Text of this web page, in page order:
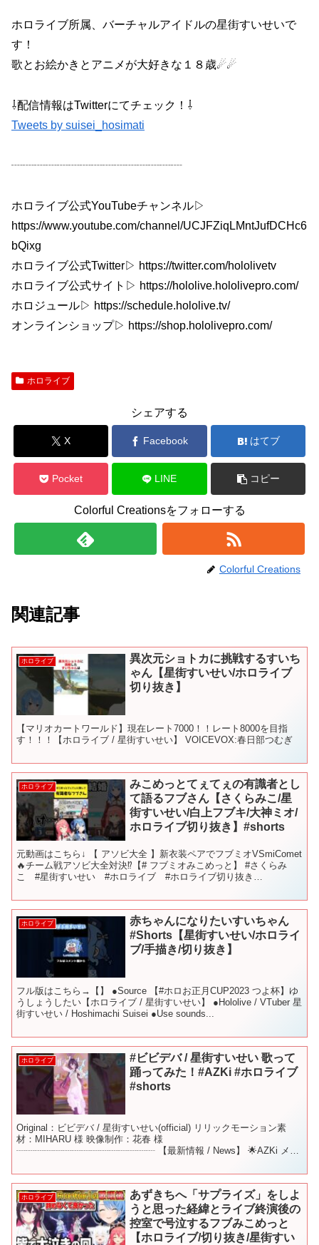
ホロライブ所属、バーチャルアイドルの星街すいせいで
す！
歌とお絵かきとアニメが大好きな１８歳☄☄
⇩配信情報はTwitterにてチェック！⇩
Tweets by suisei_hosimati
┈┈┈┈┈┈┈┈┈┈┈┈┈┈┈
ホロライブ公式YouTubeチャンネル▷
https://www.youtube.com/channel/UCJFZiqLMntJufDCHc6
bQixg
ホロライブ公式Twitter▷ https://twitter.com/hololivetv
ホロライブ公式サイト▷ https://hololive.hololivepro.com/
ホロジュール▷ https://schedule.hololive.tv/
オンラインショップ▷ https://shop.hololivepro.com/
ホロライブ
シェアする
X Facebook はてブ
Pocket LINE コピー
Colorful Creationsをフォローする
Colorful Creations
関連記事
ホロライブ
異次元ショトカに挑戦するすいち
ゃん【星街すいせい/ホロライブ
切り抜き】
【マリオカートワールド】現在レート7000！！レート8000を目指
す！！！【ホロライブ / 星街すいせい】 VOICEVOX:春日部つむぎ
ホロライブ
みこめっとてぇてぇの有識者とし
て語るフブさん【さくらみこ/星
街すいせい/白上フブキ/大神ミオ/
ホロライブ切り抜き】#shorts
元動画はこちら↓ 【 アソビ大全 】新衣装ペアでフブミオVSmiComet
🔥チーム戦アソビ大全対決⁉【# フブミオみこめっと】 #さくらみ
こ #星街すいせい #ホロライブ #ホロライブ切り抜き
ホロライブ
赤ちゃんになりたいすいちゃん
#Shorts【星街すいせい/ホロライ
ブ/手描き/切り抜き】
フル版はこちら→【】 ●Source 【#ホロお正月CUP2023 つよ杯】ゆ
うしょうしたい【ホロライブ / 星街すいせい】 ●Hololive / VTuber 星
街すいせい / Hoshimachi Suisei ●Use sounds...
ホロライブ
#ビビデバ / 星街すいせい 歌って
踊ってみた！#AZKi #ホロライブ
#shorts
Original：ビビデバ / 星街すいせい(official) リリックモーション素
材：MIHARU 様 映像制作：花春 様
┈┈┈┈┈┈┈┈┈┈┈┈┈┈┈ 【最新情報 / News】 🌟AZKi メジ
ホロライブ
あずきちへ「サプライズ」をしよ
うと思った経緯とライブ終演後の
控室で号泣するフブみこめっと
【ホロライブ/切り抜き/星街すい